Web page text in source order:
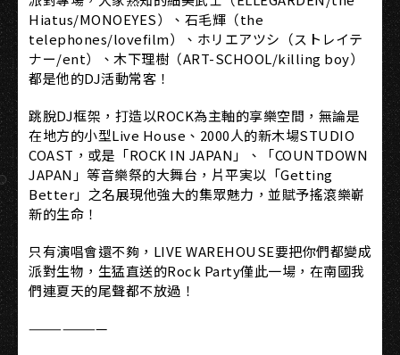
Hiatus/MONOEYES）、石毛輝（the
telephones/lovefilm）、ホリエアツシ（ストレイテ
ナー/ent）、木下理樹（ART-SCHOOL/killing boy）
都是他的DJ活動常客！
跳脫DJ框架，打造以ROCK為主軸的享樂空間，無論是
在地方的小型Live House、2000人的新木場STUDIO
COAST，或是「ROCK IN JAPAN」、「COUNTDOWN
JAPAN」等音樂祭的大舞台，片平実以「Getting
Better」之名展現他強大的集眾魅力，並賦予搖滾樂嶄
新的生命！
只有演唱會還不夠，LIVE WAREHOUSE要把你們都變成
派對生物，生猛直送的Rock Party僅此一場，在南國我
們連夏天的尾聲都不放過！
———————